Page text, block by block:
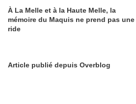
À La Melle et à la Haute Melle, la
mémoire du Maquis ne prend pas une
ride
Article publié depuis Overblog